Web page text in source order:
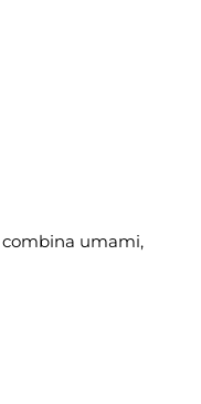
combina umami,